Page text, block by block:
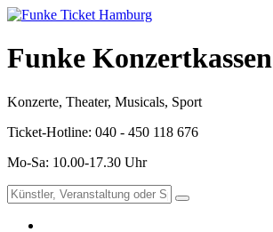
Funke Konzertkassen
Konzerte, Theater, Musicals, Sport
Ticket-Hotline: 040 - 450 118 676
Mo-Sa: 10.00-17.30 Uhr